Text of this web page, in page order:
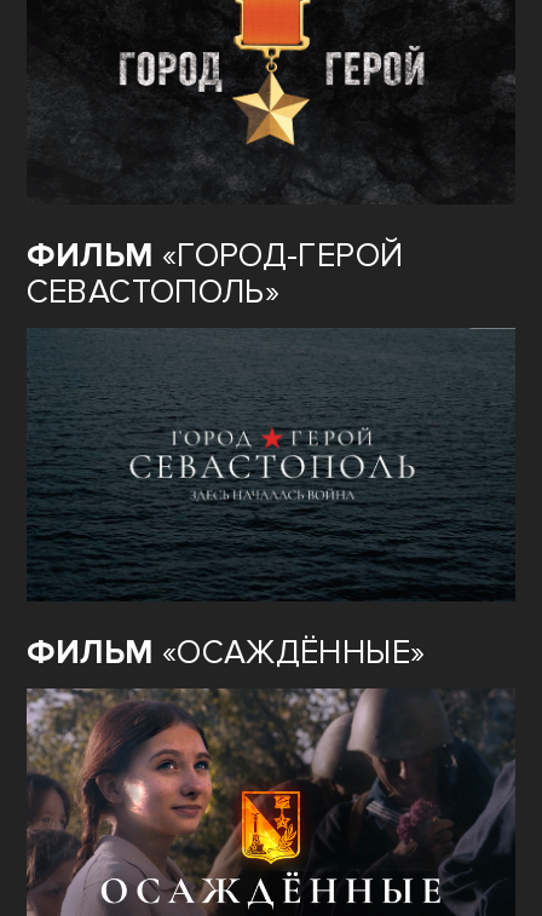
ФИЛЬМ «ГОРОД-ГЕРОЙ
СЕВАСТОПОЛЬ»
ФИЛЬМ «ОСАЖДЁННЫЕ»